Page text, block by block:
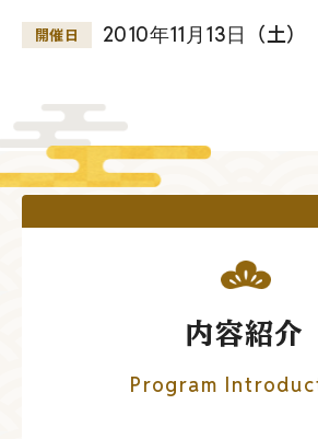
開催日 2010年11 月 13日 （土）
内容紹介
Program